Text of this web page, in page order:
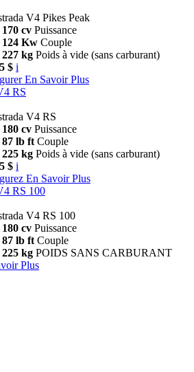
V4 Pikes Peak
170 cv Puissance
124 Kw Couple
227 kg Poids à vide (sans carburant)
$ i
En Savoir Plus
RS
V4 RS
180 cv Puissance
87 lb ft Couple
225 kg Poids à vide (sans carburant)
$ i
En Savoir Plus
RS 100
V4 RS 100
180 cv Puissance
87 lb ft Couple
225 kg POIDS SANS CARBURANT
Plus